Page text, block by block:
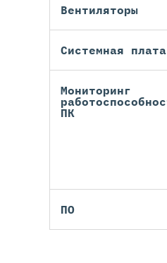
Вентиляторы
Системная плата
Мониторинг
ПК
ПО